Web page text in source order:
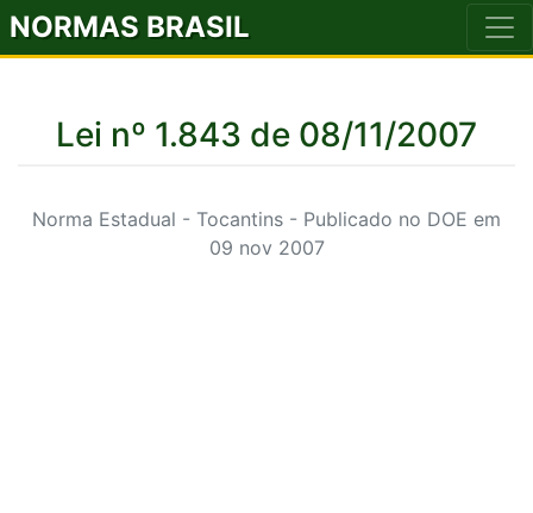
NORMAS BRASIL
Lei nº 1.843 de 08/11/2007
Norma Estadual - Tocantins - Publicado no DOE em
09 nov 2007